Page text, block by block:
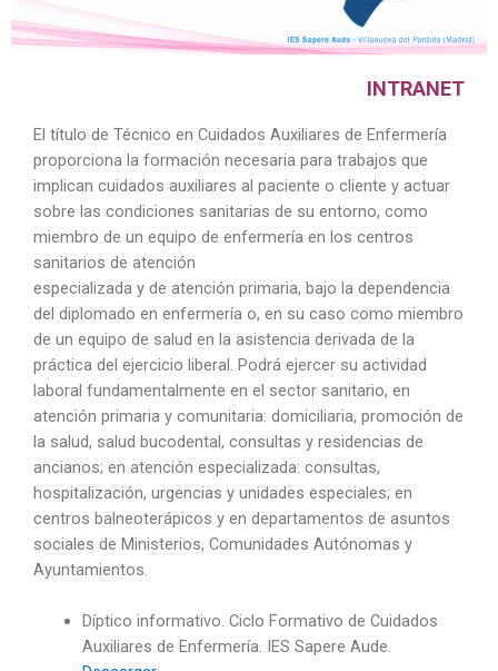
INTRANET
El título de Técnico en Cuidados Auxiliares de Enfermería
proporciona la formación necesaria para trabajos que
implican cuidados auxiliares al paciente o cliente y actuar
sobre las condiciones sanitarias de su entorno, como
miembro de un equipo de enfermería en los centros
sanitarios de atención
especializada y de atención primaria, bajo la dependencia
del diplomado en enfermería o, en su caso como miembro
de un equipo de salud en la asistencia derivada de la
práctica del ejercicio liberal. Podrá ejercer su actividad
laboral fundamentalmente en el sector sanitario, en
atención primaria y comunitaria: domiciliaria, promoción de
la salud, salud bucodental, consultas y residencias de
ancianos; en atención especializada: consultas,
hospitalización, urgencias y unidades especiales; en
centros balneoterápicos y en departamentos de asuntos
sociales de Ministerios, Comunidades Autónomas y
Ayuntamientos.
Díptico informativo. Ciclo Formativo de Cuidados
Auxiliares de Enfermería. IES Sapere Aude.